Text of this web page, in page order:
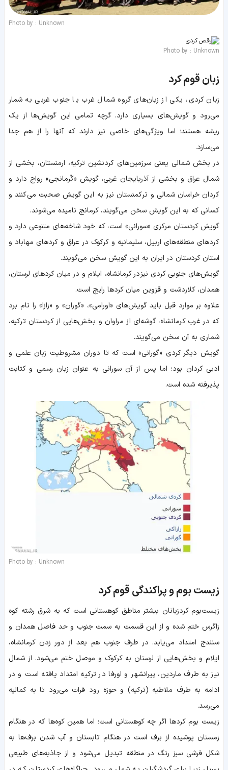
Photo by : Unknown
Photo by : Unknown
زبان قوم کرد
زبان کردی، یکی از زبان‌های گروه شمال غرب یا جنوب غربی به شمار
می‌رود و گویش‌های بسیاری دارد. گرچه تمامی این گویش‌ها از یک
ریشه هستند؛ اما ویژگی‌های خاصی نیز دارند که آنها را از هم جدا
می‌سازد.
در بخش شمالی یعنی سرزمین‌های کردنشین ترکیه، ارمنستان، بخشی از
شمال عراق و بخشی از آذربایجان غربی، گویش «کُرمانجی» رواج دارد و
کردان خراسان شمالی و ترکمنستان نیز به این گویش صحبت می‌کنند و
کسانی که به این گویش سخن می‌گویند، کرمانج نامیده می‌‌شوند.
گویش کردستان مرکزی «سورانی» است، که خود شاخه‌های متنوعی دارد و
کردهای منطقه‌های اربیل، سلیمانیه و کرکوک در عراق و کردهای مهاباد و
استان کردستان در ایران به این گویش سخن می‌گویند.
گویش‌های جنوبی کردی نیز در کرمانشاه، ایلام و در میان کردهای لرستان،
همدان، کلاردشت و قزوین میان کردها رایج است.
علاوه بر موارد قبل باید گویش‌های «اورامی»، «گوران» و «زازا» را نام برد
که در غرب کرمانشاه، گوشه‌ای از مراوان و بخش‌هایی از کردستان ترکیه،
شماری به آن سخن می‌گویند.
گویش دیگر کردی «گورانی» است که تا دوران مشروطیت زبان علمی و
ادبی کردان بود؛ اما پس از آن سورانی به عنوان زبان رسمی و کتابت
پذیرفته شده است.
Photo by : Unknown
زیست بوم و پراکندگی قوم کرد
زیست‌بوم کردزبانان بیشتر مناطق کوهستانی است که به شرق رشته کوه
زاگرس ختم شده و از این قسمت به سمت جنوب و حد فاصل همدان و
سنندج امتداد می‌یابد. در طرف جنوب هم بعد از دور زدن کرمانشاه،
ایلام و بخش‌هایی از لرستان به کرکوک و موصل ختم می‌شود. از شمال
نیز به طرف ماردین، پیرانشهر و اورفا در ترکیه امتداد یافته است و در
ادامه به طرف ملاطیه (ترکیه) و حوزه رود فرات می‌رود تا به کمالیه
می‌رسد.
زیست بوم کردها اگر چه کوهستانی است؛ اما همین کوه‌ها که در هنگام
زمستان پوشیده از برف است در هنگام تابستان و آب شدن برف‌ها به
شکل فرشی سبز رنگ در منطقه تبدیل می‌شود و از جاذبه‌های طبیعی